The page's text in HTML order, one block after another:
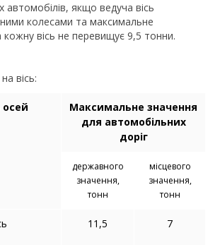
автомобілів, якщо ведуча вісь
колесами та максимальне
вісь не перевищує 9,5 тонни.
вісь:
осей
Максимальне значення
для автомобільних
доріг
державного
значення,
тонн
місцевого
значення,
тонн
11,5 7